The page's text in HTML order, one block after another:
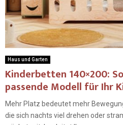
Haus und Garten
Kinderbetten 140×200:
passende Modell für Ihr
Mehr Platz bedeutet mehr
die sich nachts viel drehen oder